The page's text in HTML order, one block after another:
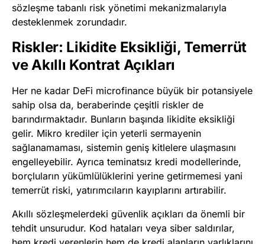
sözleşme tabanlı risk yönetimi mekanizmalarıyla
desteklenmek zorundadır.
Riskler: Likidite Eksikliği, Temerrüt
ve Akıllı Kontrat Açıkları
Her ne kadar DeFi microfinance büyük bir potansiyele
sahip olsa da, beraberinde çeşitli riskler de
barındırmaktadır. Bunların başında likidite eksikliği
gelir. Mikro krediler için yeterli sermayenin
sağlanamaması, sistemin geniş kitlelere ulaşmasını
engelleyebilir. Ayrıca teminatsız kredi modellerinde,
borçluların yükümlülüklerini yerine getirmemesi yani
temerrüt riski, yatırımcıların kayıplarını artırabilir.
Akıllı sözleşmelerdeki güvenlik açıkları da önemli bir
tehdit unsurudur. Kod hataları veya siber saldırılar,